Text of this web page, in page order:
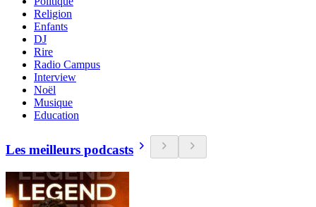
Religion
Enfants
DJ
Rire
Radio Campus
Interview
Noël
Musique
Education
Les meilleurs podcasts